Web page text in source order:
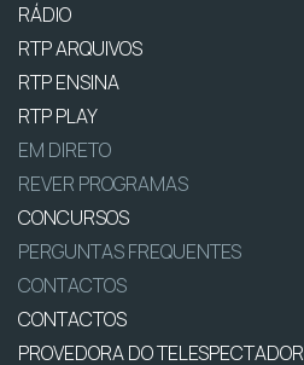
RÁDIO
RTP ARQUIVOS
RTP ENSINA
RTP PLAY
EM DIRETO
REVER PROGRAMAS
CONCURSOS
PERGUNTAS FREQUENTES
CONTACTOS
CONTACTOS
PROVEDORA DO TELESPECTADOR